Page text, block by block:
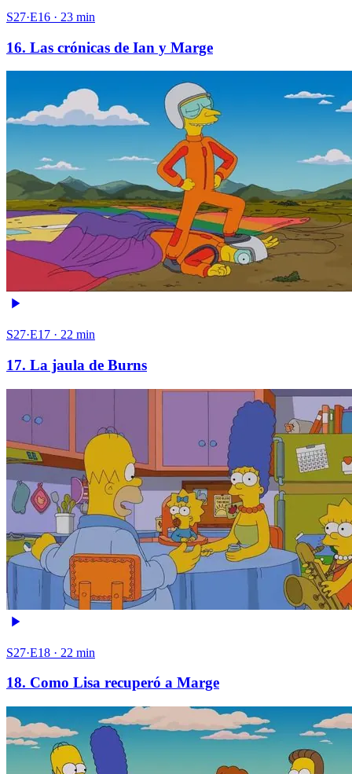
S27·E16 · 23 min
16. Las crónicas de Ian y Marge
S27·E17 · 22 min
17. La jaula de Burns
S27·E18 · 22 min
18. Como Lisa recuperó a Marge